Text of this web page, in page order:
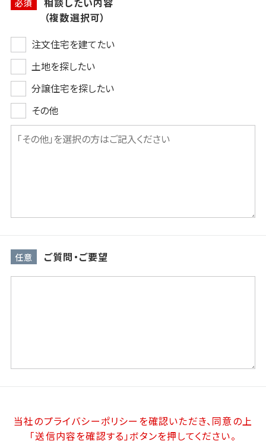
必須
（複数選択可）
注文住宅を建てたい
土地を探したい
分譲住宅を探したい
その他
任意 ご質問・ご要望
当社のプライバシーポリシーを確認いただき、同意の上
「送信内容を確認する」ボタンを押してください。